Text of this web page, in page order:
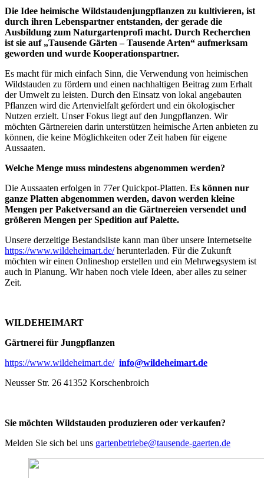
Die Idee heimische Wildstaudenjungpflanzen zu kultivieren, ist
durch ihren Lebenspartner entstanden, der gerade die
Ausbildung zum Naturgartenprofi macht. Durch Recherchen
ist sie auf „Tausende Gärten – Tausende Arten“ aufmerksam
geworden und wurde Kooperationspartner.
Es macht für mich einfach Sinn, die Verwendung von heimischen
Wildstauden zu fördern und einen nachhaltigen Beitrag zum Erhalt
der Umwelt zu leisten. Durch den Einsatz von lokal angebauten
Pflanzen wird die Artenvielfalt gefördert und ein ökologischer
Nutzen erzielt. Unser Fokus liegt auf den Jungpflanzen. Wir
möchten Gärtnereien darin unterstützen heimische Arten anbieten zu
können, die keine Möglichkeiten oder Zeit haben für eigene
Aussaaten.
Welche Menge muss mindestens abgenommen werden?
Die Aussaaten erfolgen in 77er Quickpot-Platten. Es können nur
ganze Platten abgenommen werden, davon werden kleine
Mengen per Paketversand an die Gärtnereien versendet und
größeren Mengen per Spedition auf Palette.
Unsere derzeitige Bestandsliste kann man über unsere Internetseite
https://www.wildeheimart.de/herunterladen. Für die Zukunft
möchten wir einen Onlineshop erstellen und ein Mehrwegsystem ist
auch in Planung. Wir haben noch viele Ideen, aber alles zu seiner
Zeit.
WILDEHEIMART
Gärtnerei für Jungpflanzen
https://www.wildeheimart.de/ info@wildeheimart.de
Neusser Str. 26 41352 Korschenbroich
Sie möchten Wildstauden produzieren oder verkaufen?
Melden Sie sich bei uns gartenbetriebe@tausende-gaerten.de